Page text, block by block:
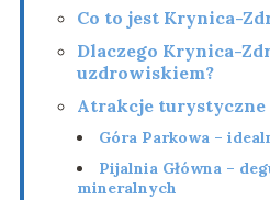
Co to jest Krynica-
Dlaczego Krynica-
uzdrowiskiem?
Atrakcje
Góra Parkowa –
Pijalnia Główna –
mineralnych